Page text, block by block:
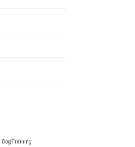
DogTraining